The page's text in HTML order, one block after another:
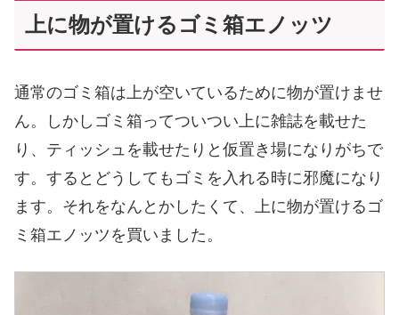
上に物が置けるゴミ箱エノッツ
通常のゴミ箱は上が空いているために物が置けませ
ん。しかしゴミ箱ってついつい上に雑誌を載せた
り、ティッシュを載せたりと仮置き場になりがちで
す。するとどうしてもゴミを入れる時に邪魔になり
ます。それをなんとかしたくて、上に物が置けるゴ
ミ箱エノッツを買いました。